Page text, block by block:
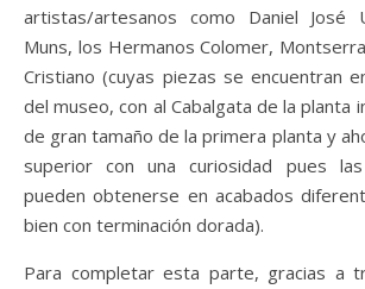
artistas/artesanos como Daniel José
Muns, los Hermanos Colomer,
Cristiano (cuyas piezas se encuentran
del museo, con al Cabalgata de la planta
de gran tamaño de la primera planta y
superior con una curiosidad pues
pueden obtenerse en acabados
bien con terminación dorada).
Para completar esta parte, gracias a